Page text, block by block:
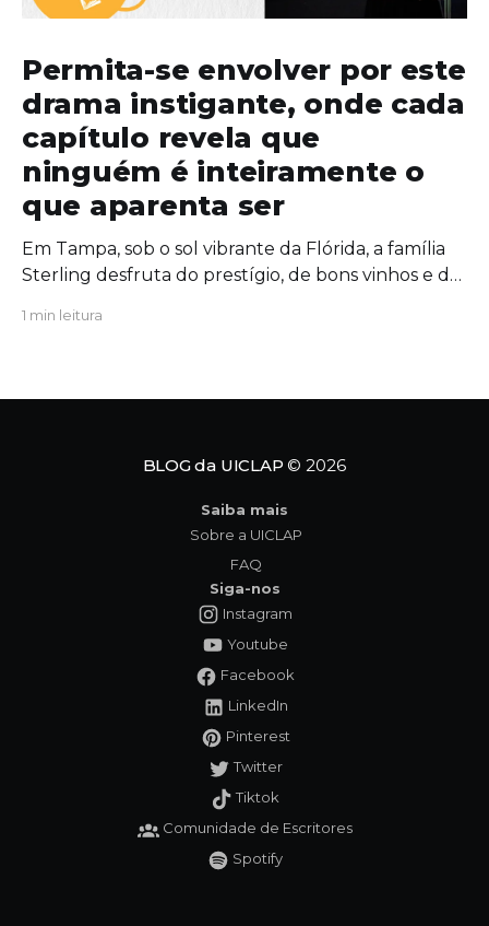
Permita-se envolver por este
drama instigante, onde cada
capítulo revela que
ninguém é inteiramente o
que aparenta ser
Em Tampa, sob o sol vibrante da Flórida, a família
Sterling desfruta do prestígio, de bons vinhos e de
1 min leitura
BLOG da UICLAP © 2026
Saiba mais
Sobre a UICLAP
FAQ
Siga-nos
Instagram
Youtube
Facebook
LinkedIn
Pinterest
Twitter
Tiktok
Comunidade de Escritores
Spotify